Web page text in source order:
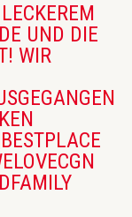
UND DIE
WIR